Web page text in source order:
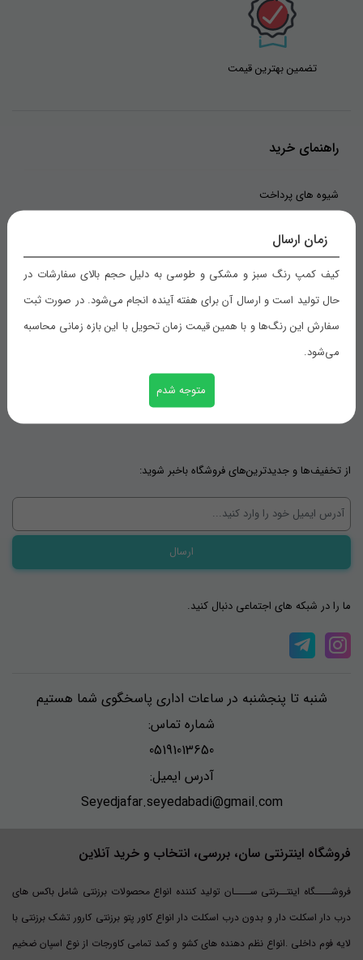
زمان ارسال
کیف کمپ رنگ سبز و مشکی و طوسی به دلیل حجم بالای سفارشات در
حال تولید است و ارسال آن برای هفته آینده انجام می‌شود. در صورت ثبت
سفارش این رنگ‌ها و با همین قیمت زمان تحویل با این بازه زمانی محاسبه
می‌شود.
متوجه شدم
تضمین بهترین قیمت
راهنمای خرید
شیوه های پرداخت
ثبت سفارش
خدمات مشتریان
رویه های بازگرداندن کالا
از تخفیف‌ها و جدیدترین‌های فروشگاه باخبر شوید:
ما را در شبکه های اجتماعی دنبال کنید.
شنبه تا پنجشنبه در ساعات اداری پاسخگوی شما هستیم
شماره تماس:
05191013650
آدرس ایمیل:
Seyedjafar.seyedabadi@gmail.com
فروشگاه اینترنتی سان، بررسی، انتخاب و خرید آنلاین
فروشــــگاه اینتــرنتی ســــان تولید کننده انواع محصولات برزنتی شامل باکس های
درب دار اسکلت دار و بدون درب اسکلت دار انواع کاور پتو برزنتی کارور تشک برزنتی با
لایه فوم داخلی .انواع نظم دهنده های کشو و کمد تمامی کاورجات از نوع اسپان ضخیم